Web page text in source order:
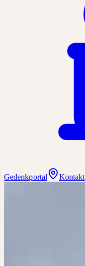
Gedenkportal Kontakt